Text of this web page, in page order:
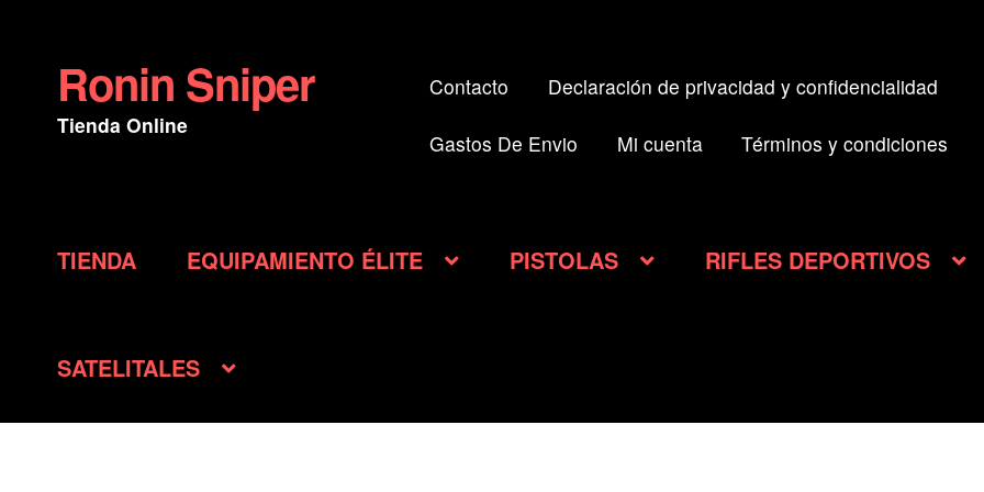
Ir
a
la
Ir
al
contenido
Ronin Sniper
Tienda Online
Contacto Declaración de privacidad y confidencialidad
Gastos De Envio Mi cuenta Términos y condiciones
TIENDA EQUIPAMIENTO ÉLITE PISTOLAS RIFLES DEPORTIVOS
SATELITALES